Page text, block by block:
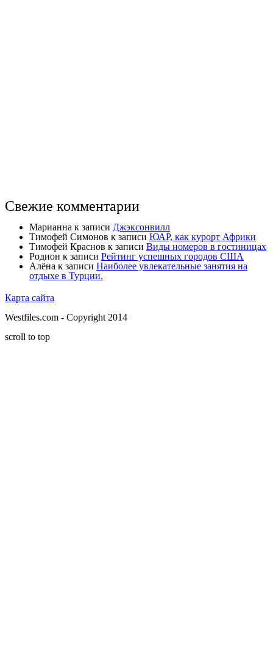
Свежие комментарии
Марианна к записи Джэксонвилл
Тимофей Симонов к записи ЮАР, как курорт Африки
Тимофей Краснов к записи Виды номеров в гостиницах
Родион к записи Рейтинг успешных городов США
Алёна к записи Наиболее увлекательные занятия на
отдыхе в Турции.
Карта сайта
Westfiles.com - Copyright 2014
scroll to top